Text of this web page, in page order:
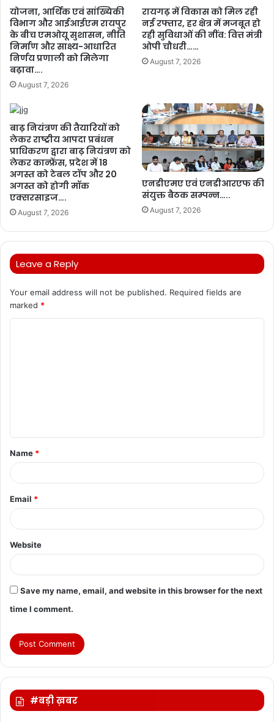
योजना, आर्थिक एवं सांख्यिकी
विभाग और आईआईएम रायपुर
के बीच एमओयू सुशासन, नीति
निर्माण और साक्ष्य-आधारित
निर्णय प्रणाली को मिलेगा
बढ़ावा….
August 7, 2026
रायगढ़ में विकास को मिल रही
नई रफ्तार, हर क्षेत्र में मजबूत हो
रही सुविधाओं की नींव: वित्त मंत्री
ओपी चौधरी……
August 7, 2026
बाढ़ नियंत्रण की तैयारियों को
लेकर राष्ट्रीय आपदा प्रबंधन
प्राधिकरण द्वारा बाढ़ नियंत्रण को
लेकर कान्फ्रेंस, प्रदेश में 18
अगस्त को टेबल टॉप और 20
अगस्त को होगी मॉक
एक्सरसाइज….
August 7, 2026
एनडीएमए एवं एनडीआरएफ की
संयुक्त बैठक सम्पन्न…..
August 7, 2026
Leave a Reply
Your email address will not be published. Required fields are
marked *
t
*
Name *
Email *
Website
Save my name, email, and website in this browser for the next
time I comment.
#बड़ी ख़बर